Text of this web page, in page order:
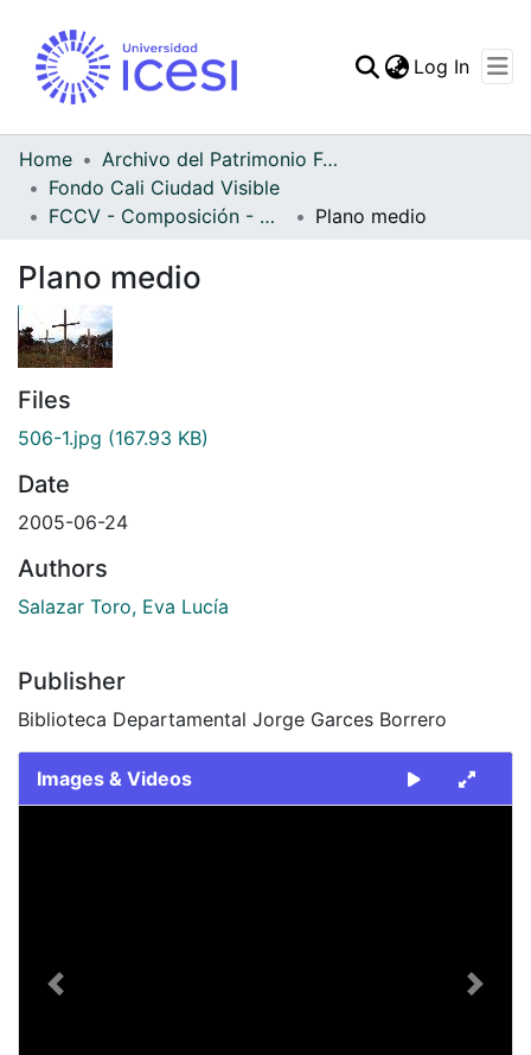
Log In
Home
Archivo del Patrimonio Fotográfico y Fílmico del Valle del Cauca
Fondo Cali Ciudad Visible
FCCV - Composición - Patrimonial
Plano medio
Plano medio
Files
506-1.jpg (167.93 KB)
Date
2005-06-24
Authors
Salazar Toro, Eva Lucía
Publisher
Biblioteca Departamental Jorge Garces Borrero
Images & Videos
Previous Next